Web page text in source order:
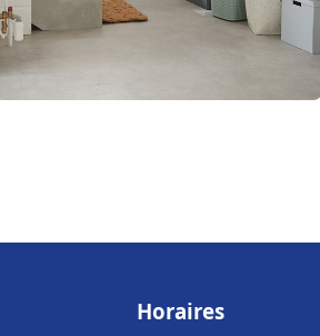
Horaires